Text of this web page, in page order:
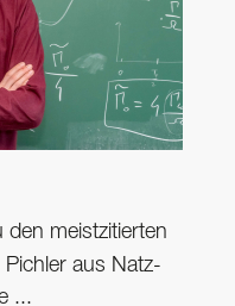
den meistzitierten
aus Natz-
...